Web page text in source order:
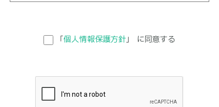
「個人情報保護方針 」 に同意する